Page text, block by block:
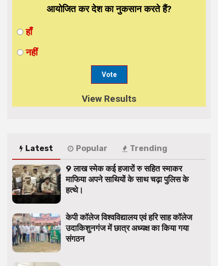
आयोजित कर देश का नुकसान करते हैं?
हाँ
नहीं
View Results
Latest Popular Trending
9 लाख स्मेक कई हजारों रु सहित स्माकर
माफिया अपने साथियों के साथ चढ़ा पुलिस के
हत्थे।
केपी कॉलेज विश्वविद्यालय एवं हरि साह कॉलेज
उदाकिशुनगंज में छात्र अध्यक्ष का किया गया
संगठन